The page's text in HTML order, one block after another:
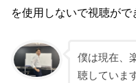
を使用しないで視聴がで
僕は現在、
聴していま